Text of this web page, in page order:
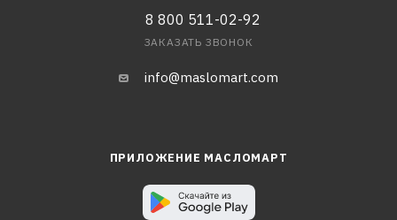
8 800 511-02-92
ЗАКАЗАТЬ ЗВОНОК
info@maslomart.com
ПРИЛОЖЕНИЕ МАСЛОМАРТ